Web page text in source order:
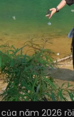
năm 2026